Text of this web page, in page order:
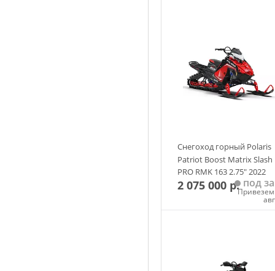
Снегоход горный Polaris
Patriot Boost Matrix Slash
PRO RMK 163 2.75" 2022
2 075 000 р. под
Привезем